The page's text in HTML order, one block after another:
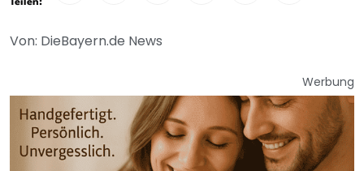
Von: DieBayern.de News
Werbung